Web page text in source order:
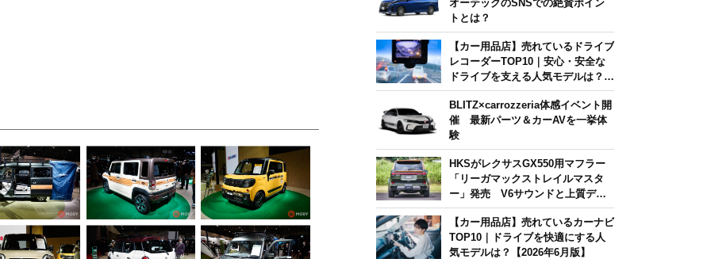
オーテックのSNSでの絶賛ポイン
トとは？
【カー用品店】売れているドライブ
レコーダーTOP10｜安心・安全な
ドライブを支える人気モデルは？
【2026年6月版】
BLITZ×carrozzeria体感イベント開
催 最新パーツ＆カーAVを一挙体
験
HKSがレクサスGX550用マフラー
「リーガマックストレイルマスタ
ー」発売 V6サウンドと上質デザ
インを両立
【カー用品店】売れているカーナビ
TOP10｜ドライブを快適にする人
気モデルは？【2026年6月版】